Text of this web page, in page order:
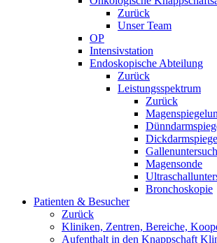
Zurück
Unser Team
OP
Intensivstation
Endoskopische Abteilung
Zurück
Leistungsspektrum
Zurück
Magensonde
Bronchoskopie
Patienten & Besucher
Zurück
Kliniken, Zentren, Bereiche,
Aufenthalt in den Knappschaft